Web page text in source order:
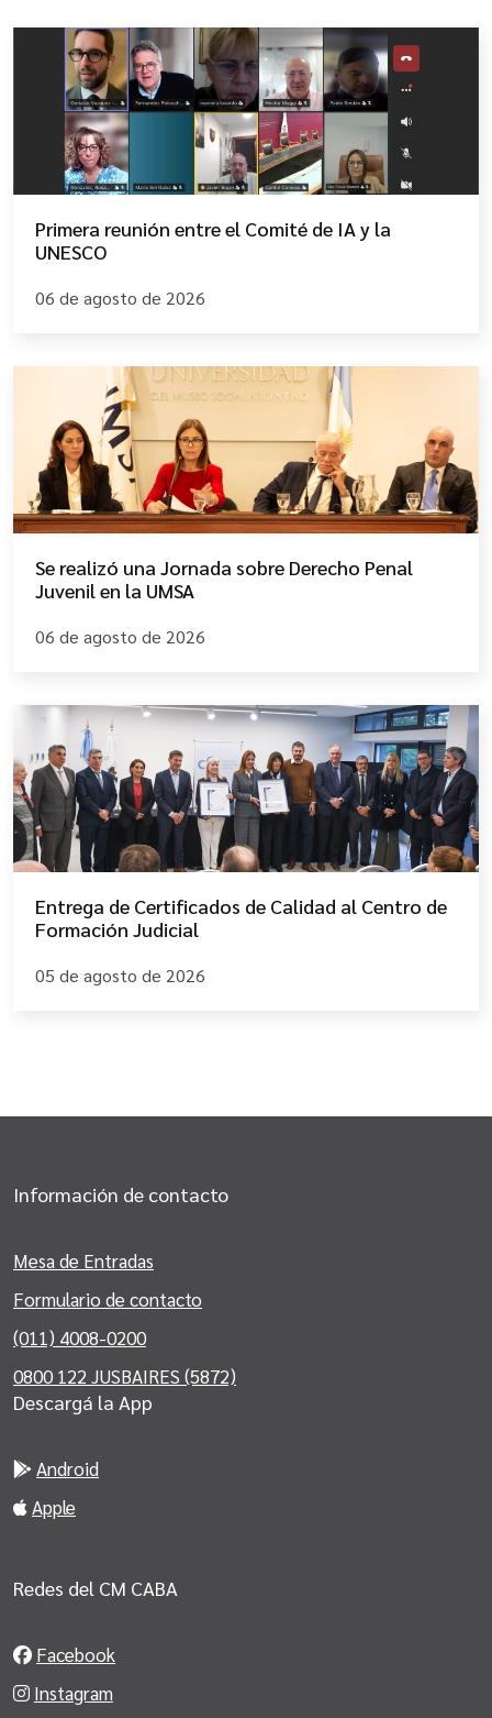
Primera reunión entre el Comité de IA y la
UNESCO
06 de agosto de 2026
Se realizó una Jornada sobre Derecho Penal
Juvenil en la UMSA
06 de agosto de 2026
Entrega de Certificados de Calidad al Centro de
Formación Judicial
05 de agosto de 2026
Información de contacto
Mesa de Entradas
Formulario de contacto
(011) 4008-0200
0800 122 JUSBAIRES (5872)
Descargá la App
Android
Apple
Redes del CM CABA
Facebook
Instagram